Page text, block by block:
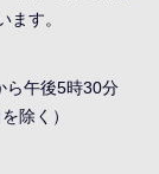
ます。
ら午後5時30分
除く）